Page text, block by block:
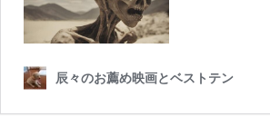
辰々のお薦め映画とベストテン